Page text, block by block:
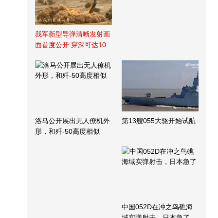
我军新型导弹清晰发射画
面首度公开 穿深可达10
洛马公开展出无人僚机外
形，和歼-50高度相似
第13艘055大驱开始试航
中国052D在冲之鸟礁海